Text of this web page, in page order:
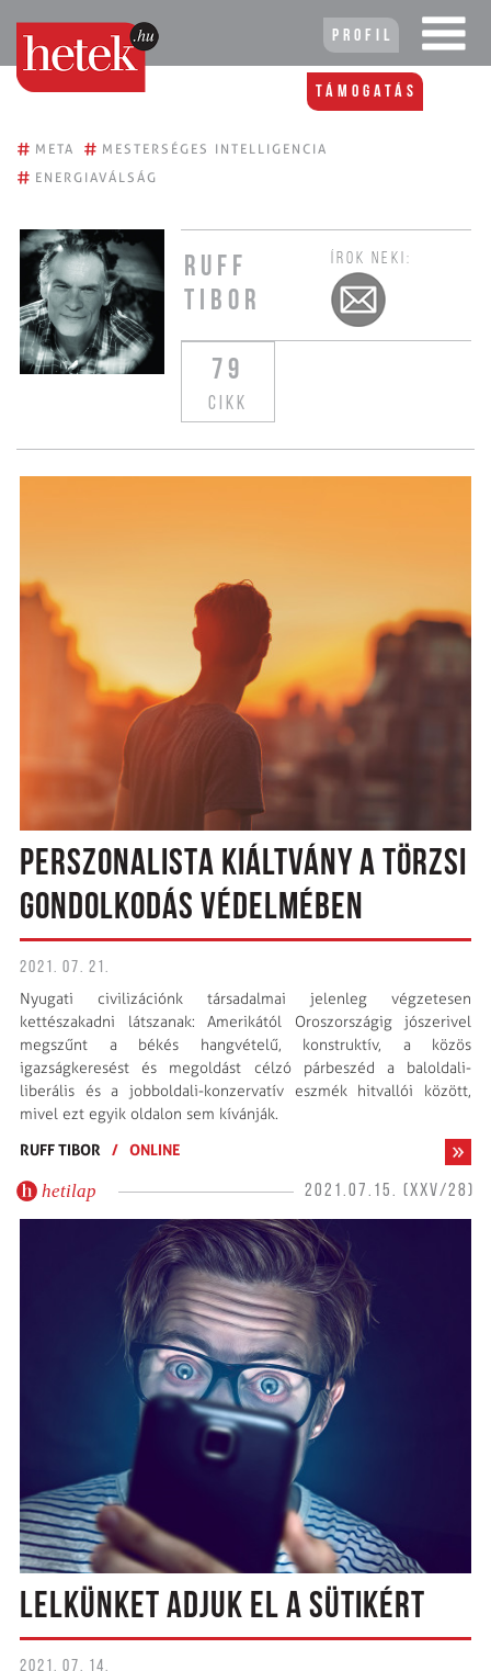
Profil
Támogatás
# META # MESTERSÉGES INTELLIGENCIA
# ENERGIAVÁLSÁG
RUFF
TIBOR
ÍROK NEKI:
79
CIKK
PERSZONALISTA KIÁLTVÁNY A TÖRZSI
GONDOLKODÁS VÉDELMÉBEN
2021. 07. 21.
Nyugati civilizációnk társadalmai jelenleg végzetesen
kettészakadni látszanak: Amerikától Oroszországig jószerivel
megszűnt a békés hangvételű, konstruktív, a közös
igazságkeresést és megoldást célzó párbeszéd a baloldali-
liberális és a jobboldali-konzervatív eszmék hitvallói között,
mivel ezt egyik oldalon sem kívánják.
RUFF TIBOR
/ ONLINE
hetilap 2021.07.15. (XXV/28)
LELKÜNKET ADJUK EL A SÜTIKÉRT
2021. 07. 14.